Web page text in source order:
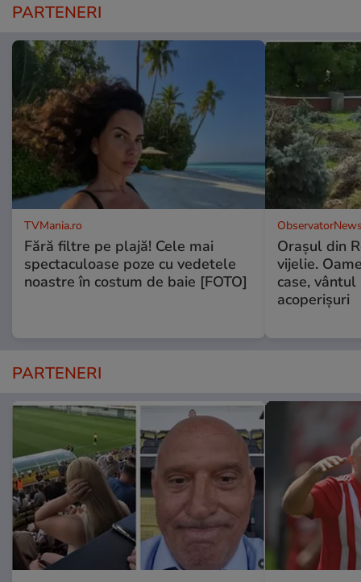
PARTENERI
TVMania.ro
Fără filtre pe plajă! Cele mai
spectaculoase poze cu vedetele
noastre în costum de baie [FOTO]
Oraşul din
vijelie.
case,
acoperişuri
PARTENERI